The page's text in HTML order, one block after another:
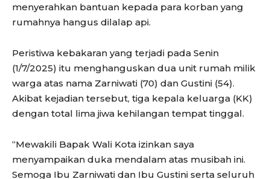
menyerahkan bantuan kepada para korban yang
rumahnya hangus dilalap api.
Peristiwa kebakaran yang terjadi pada Senin
(1/7/2025) itu menghanguskan dua unit rumah milik
warga atas nama Zarniwati (70) dan Gustini (54).
Akibat kejadian tersebut, tiga kepala keluarga (KK)
dengan total lima jiwa kehilangan tempat tinggal.
“Mewakili Bapak Wali Kota izinkan saya
menyampaikan duka mendalam atas musibah ini.
Semoga Ibu Zarniwati dan Ibu Gustini serta seluruh